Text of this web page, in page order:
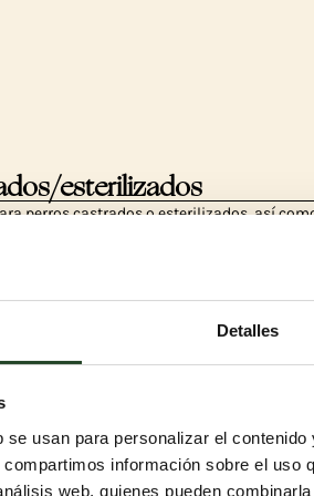
Detalles
usan para personalizar el
información sobre el uso
web, quienes pueden
esterilizados
perros castrados o esterilizados, así
peso.
cereales y ayuda a mantener niveles
se mantenga en su mejor estado.
de mantener el peso
sabor delicioso, repleto de pollo de corral,
— especialmente diseñado para perros